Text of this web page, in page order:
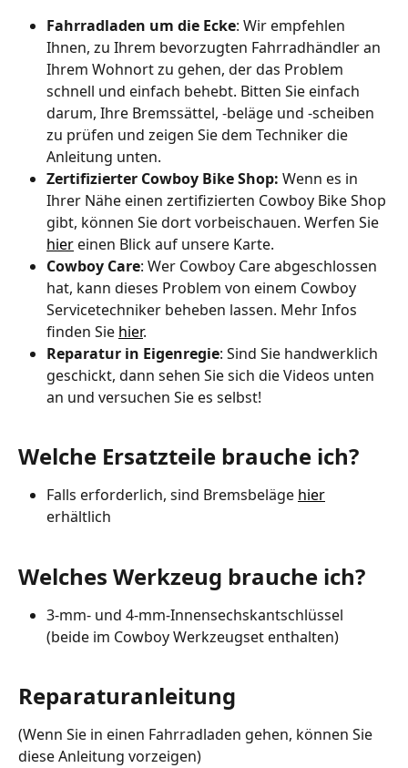
Fahrradladen um die Ecke: Wir empfehlen
Ihnen, zu Ihrem bevorzugten Fahrradhändler an
Ihrem Wohnort zu gehen, der das Problem
schnell und einfach behebt. Bitten Sie einfach
darum, Ihre Bremssättel, -beläge und -scheiben
zu prüfen und zeigen Sie dem Techniker die
Anleitung unten.
Zertifizierter Cowboy Bike Shop: Wenn es in
Ihrer Nähe einen zertifizierten Cowboy Bike Shop
gibt, können Sie dort vorbeischauen. Werfen Sie
hier einen Blick auf unsere Karte.
Cowboy Care: Wer Cowboy Care abgeschlossen
hat, kann dieses Problem von einem Cowboy
Servicetechniker beheben lassen. Mehr Infos
finden Sie hier.
Reparatur in Eigenregie: Sind Sie handwerklich
geschickt, dann sehen Sie sich die Videos unten
an und versuchen Sie es selbst!
Welche Ersatzteile brauche ich?
Falls erforderlich, sind Bremsbeläge hier
erhältlich
Welches Werkzeug brauche ich?
3-mm- und 4-mm-Innensechskantschlüssel
(beide im Cowboy Werkzeugset enthalten)
Reparaturanleitung
(Wenn Sie in einen Fahrradladen gehen, können Sie
diese Anleitung vorzeigen)